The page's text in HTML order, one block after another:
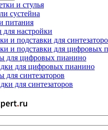
и стулья
сустейна
питания
настройки
и подставки для
и подставки для цифровых
для цифровых пианино
для цифровых пианино
для синтезаторов
для синтезаторов